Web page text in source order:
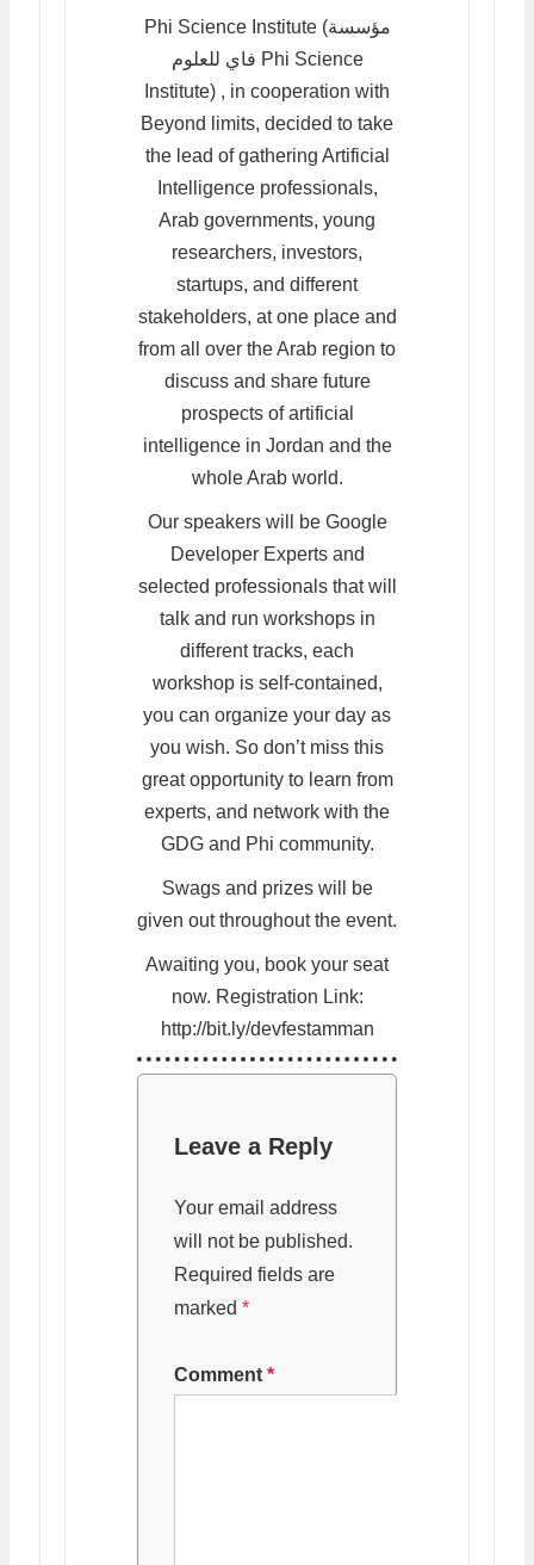
Phi Science Institute (مؤسسة
فاي للعلوم Phi Science
Institute) , in cooperation with
Beyond limits, decided to take
the lead of gathering Artificial
Intelligence professionals,
Arab governments, young
researchers, investors,
startups, and different
stakeholders, at one place and
from all over the Arab region to
discuss and share future
prospects of artificial
intelligence in Jordan and the
whole Arab world.
Our speakers will be Google
Developer Experts and
selected professionals that will
talk and run workshops in
different tracks, each
workshop is self-contained,
you can organize your day as
you wish. So don’t miss this
great opportunity to learn from
experts, and network with the
GDG and Phi community.
Swags and prizes will be
given out throughout the event.
Awaiting you, book your seat
now. Registration Link:
http://bit.ly/devfestamman
Leave a Reply
Your email address
will not be published.
Required fields are
marked *
Comment *